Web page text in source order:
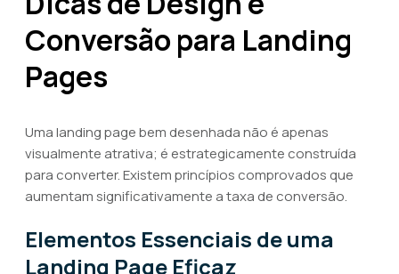
Conversão para Landing
Pages
Uma landing page bem desenhada não é apenas
visualmente atrativa; é estrategicamente construída
para converter. Existem princípios comprovados que
aumentam significativamente a taxa de conversão.
Elementos Essenciais de uma
Landing Page Eficaz